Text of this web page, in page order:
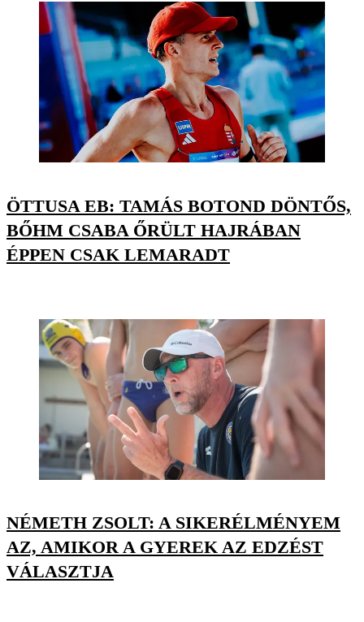
ÖTTUSA EB: TAMÁS BOTOND DÖNTŐS,
BŐHM CSABA ŐRÜLT HAJRÁBAN
ÉPPEN CSAK LEMARADT
NÉMETH ZSOLT: A SIKERÉLMÉNYEM
AZ, AMIKOR A GYEREK AZ EDZÉST
VÁLASZTJA